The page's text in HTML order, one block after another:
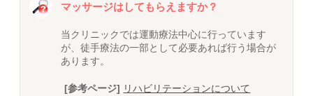
マッサージはしてもらえますか？
当クリニックでは運動療法中心に行っています
が、徒手療法の一部として必要あれば行う場合が
あります。
[参考ページ] リハビリテーションについて